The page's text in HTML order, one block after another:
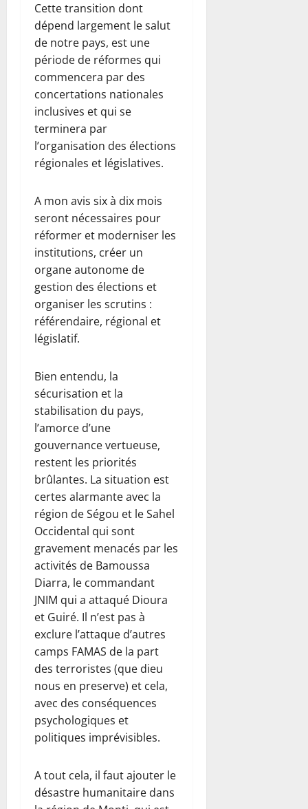
Cette transition dont
dépend largement le salut
de notre pays, est une
période de réformes qui
commencera par des
concertations nationales
inclusives et qui se
terminera par
l’organisation des élections
régionales et législatives.
A mon avis six à dix mois
seront nécessaires pour
réformer et moderniser les
institutions, créer un
organe autonome de
gestion des élections et
organiser les scrutins :
référendaire, régional et
législatif.
Bien entendu, la
sécurisation et la
stabilisation du pays,
l’amorce d’une
gouvernance vertueuse,
restent les priorités
brûlantes. La situation est
certes alarmante avec la
région de Ségou et le Sahel
Occidental qui sont
gravement menacés par les
activités de Bamoussa
Diarra, le commandant
JNIM qui a attaqué Dioura
et Guiré. Il n’est pas à
exclure l’attaque d’autres
camps FAMAS de la part
des terroristes (que dieu
nous en preserve) et cela,
avec des conséquences
psychologiques et
politiques imprévisibles.
A tout cela, il faut ajouter le
désastre humanitaire dans